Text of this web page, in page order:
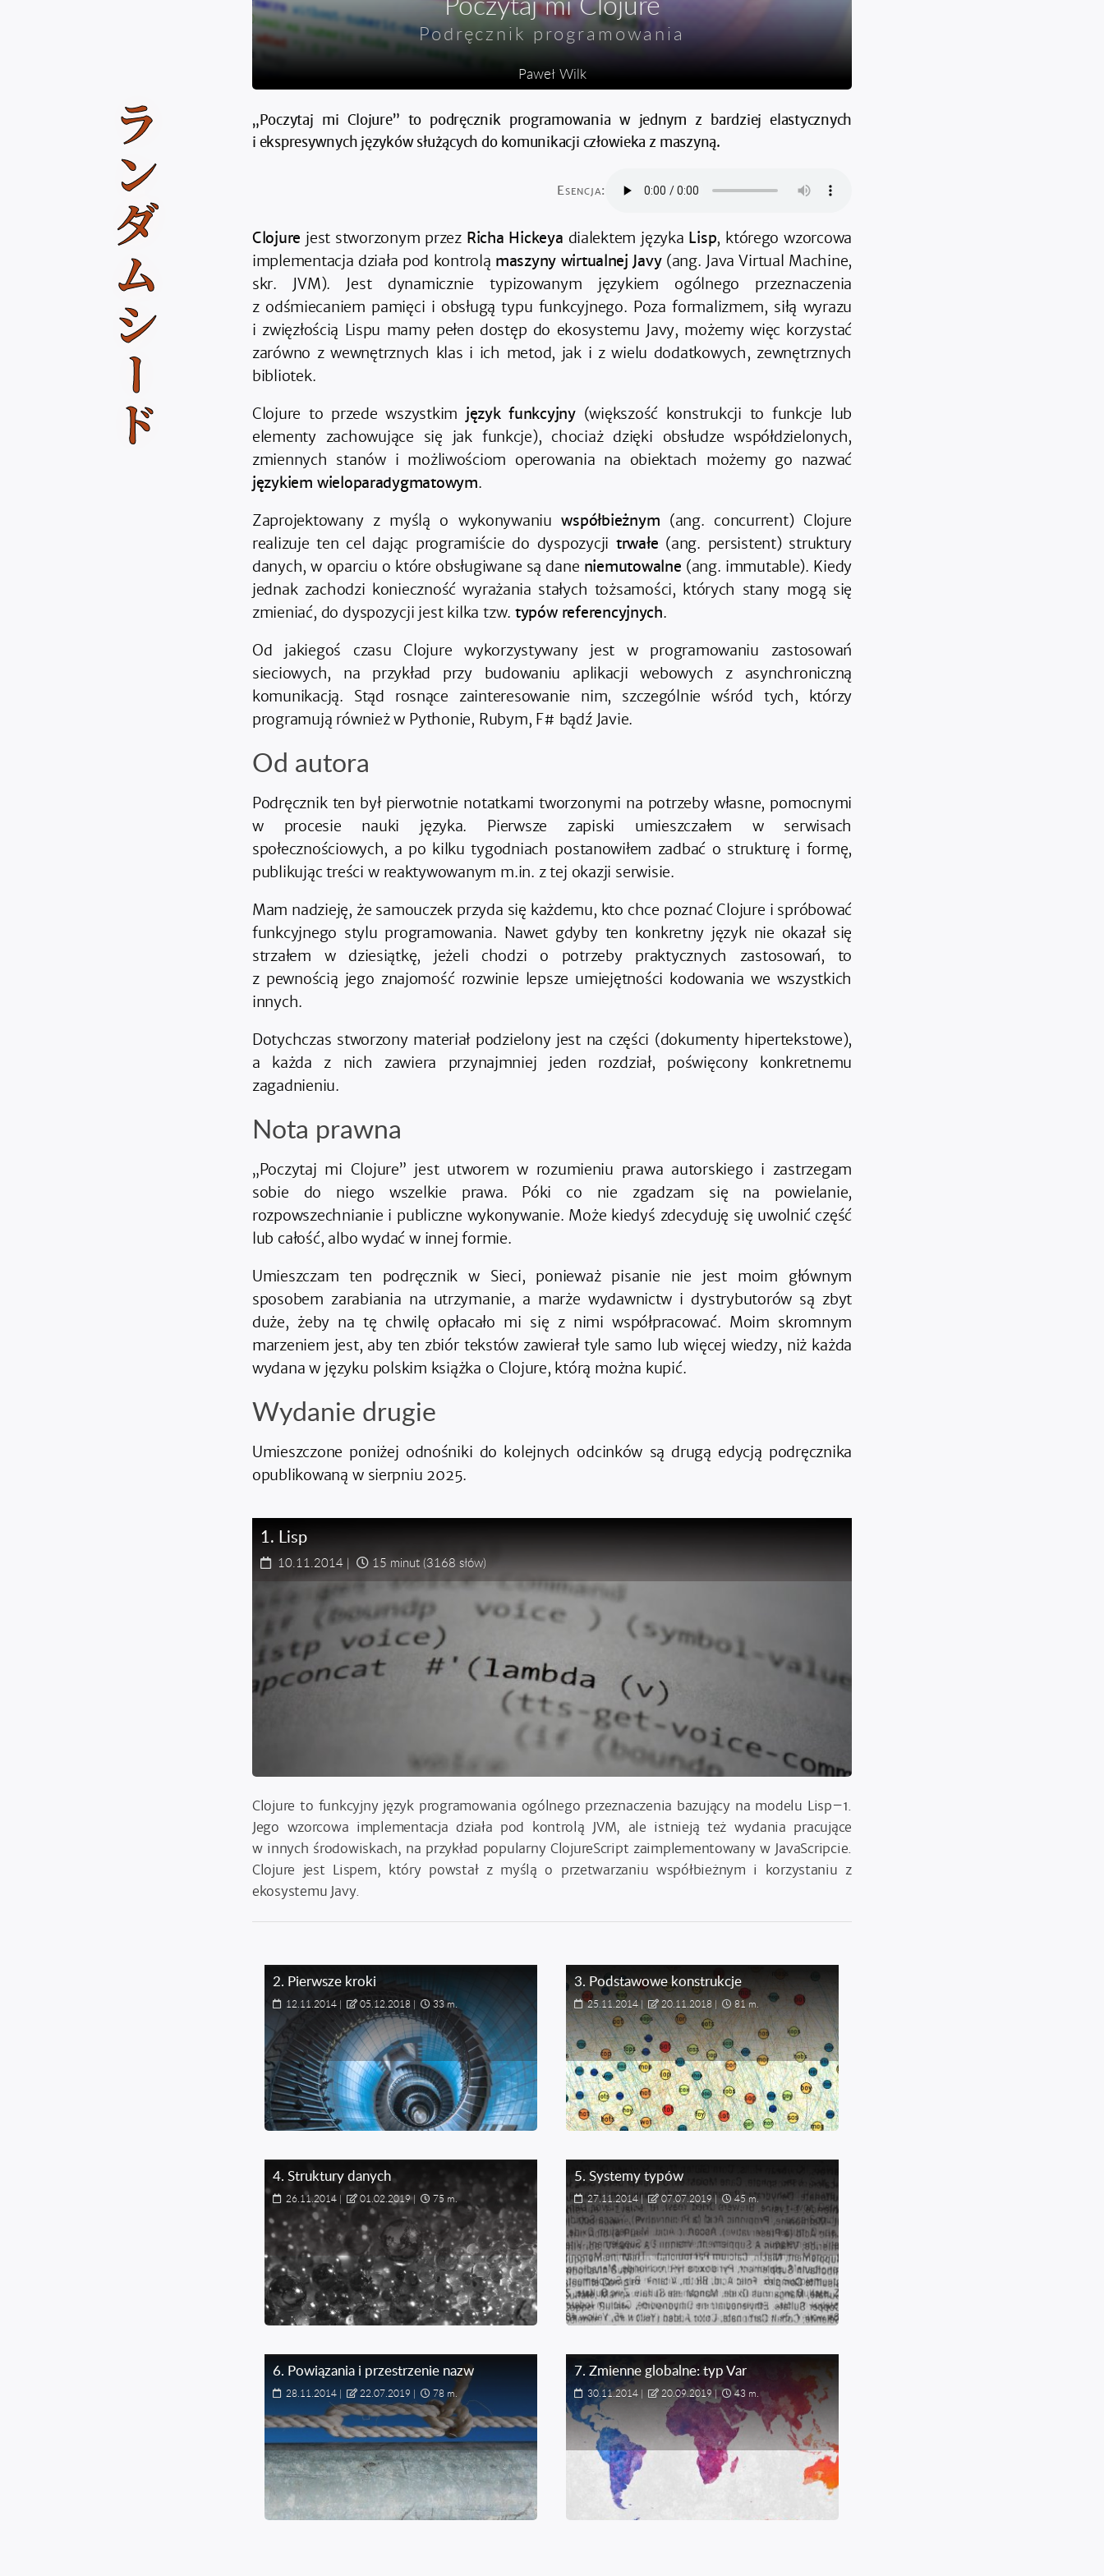
Podręcznik programowania
Paweł Wilk
ラ
ン
ダ
ム
シ
ー
ド
„Poczytaj mi Clojure” to podręcznik programowania w jednym z bardziej elastycznych
i ekspresywnych języków służących do komunikacji człowieka z maszyną.
Esencja:
Clojure jest stworzonym przez Richa Hickeya dialektem języka Lisp, którego wzorcowa
implementacja działa pod kontrolą maszyny wirtualnej Javy(ang. Java Virtual Machine,
skr. JVM). Jest dynamicznie typizowanym językiem ogólnego przeznaczenia
z odśmiecaniem pamięci i obsługą typu funkcyjnego. Poza formalizmem, siłą wyrazu
i zwięzłością Lispu mamy pełen dostęp do ekosystemu Javy, możemy więc korzystać
zarówno z wewnętrznych klas i ich metod, jak i z wielu dodatkowych, zewnętrznych
bibliotek.
Clojure to przede wszystkim język funkcyjny(większość konstrukcji to funkcje lub
elementy zachowujące się jak funkcje), chociaż dzięki obsłudze współdzielonych,
zmiennych stanów i możliwościom operowania na obiektach możemy go nazwać
językiem wieloparadygmatowym.
Zaprojektowany z myślą o wykonywaniuwspółbieżnym (ang. concurrent) Clojure
realizuje ten cel dając programiście do dyspozycji trwałe (ang. persistent) struktury
danych, w oparciu o które obsługiwane są dane niemutowalne (ang. immutable). Kiedy
jednak zachodzi konieczność wyrażania stałych tożsamości, których stany mogą się
zmieniać, do dyspozycji jest kilka tzw.typów referencyjnych.
Od jakiegoś czasu Clojure wykorzystywany jest w programowaniu zastosowań
sieciowych, na przykład przy budowaniu aplikacji webowych z asynchroniczną
komunikacją. Stąd rosnące zainteresowanie nim, szczególnie wśród tych, którzy
programują również w Pythonie, Rubym, F# bądź Javie.
Od autora
Podręcznik ten był pierwotnie notatkami tworzonymi na potrzeby własne, pomocnymi
w procesie nauki języka. Pierwsze zapiski umieszczałem w serwisach
społecznościowych, a po kilku tygodniach postanowiłem zadbać o strukturę i formę,
publikując treści w reaktywowanym m.in. z tej okazji serwisie.
Mam nadzieję, że samouczek przyda się każdemu, kto chce poznać Clojure i spróbować
funkcyjnego stylu programowania. Nawet gdyby ten konkretny język nie okazał się
strzałem w dziesiątkę, jeżeli chodzi o potrzeby praktycznych zastosowań, to
z pewnością jego znajomość rozwinie lepsze umiejętności kodowania we wszystkich
innych.
Dotychczas stworzony materiał podzielony jest na części (dokumenty hipertekstowe),
a każda z nich zawiera przynajmniej jeden rozdział, poświęcony konkretnemu
zagadnieniu.
Nota prawna
„Poczytaj mi Clojure” jest utworem w rozumieniu prawa autorskiego i zastrzegam
sobie do niego wszelkie prawa. Póki co nie zgadzam się na powielanie,
rozpowszechnianie i publiczne wykonywanie. Może kiedyś zdecyduję się uwolnić część
lub całość, albo wydać w innej formie.
Umieszczam ten podręcznik w Sieci, ponieważ pisanie nie jest moim głównym
sposobem zarabiania na utrzymanie, a marże wydawnictw i dystrybutorów są zbyt
duże, żeby na tę chwilę opłacało mi się z nimi współpracować. Moim skromnym
marzeniem jest, aby ten zbiór tekstów zawierał tyle samo lub więcej wiedzy, niż każda
wydana w języku polskim książka o Clojure, którą można kupić.
Wydanie drugie
Umieszczone poniżej odnośniki do kolejnych odcinków są drugą edycją podręcznika
opublikowaną w sierpniu 2025.
1. Lisp
10.11.2014 | 15 minut (3168 słów)
Clojure to funkcyjny język programowania ogólnego przeznaczenia bazujący na modelu Lisp–1.
Jego wzorcowa implementacja działa pod kontrolą JVM, ale istnieją też wydania pracujące
w innych środowiskach, na przykład popularny ClojureScript zaimplementowany w JavaScripcie.
Clojure jest Lispem, który powstał z myślą o przetwarzaniu współbieżnym i korzystaniu z
ekosystemu Javy.
2. Pierwsze kroki
12.11.2014| 05.12.2018 | 33 m.
3. Podstawowe konstrukcje
25.11.2014| 20.11.2018 | 81 m.
4. Struktury danych
26.11.2014| 01.02.2019 | 75 m.
5. Systemy typów
27.11.2014| 07.07.2019 | 45 m.
6. Powiązania i przestrzenie nazw
28.11.2014| 22.07.2019 | 78 m.
7. Zmienne globalne: typ Var
30.11.2014| 20.09.2019 | 43 m.